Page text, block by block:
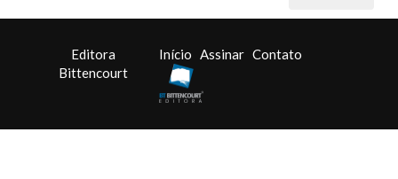
Editora
Bittencourt
Início Assinar Contato